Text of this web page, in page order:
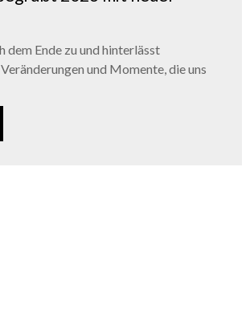
dem Ende zu und hinterlässt
und Momente, die uns